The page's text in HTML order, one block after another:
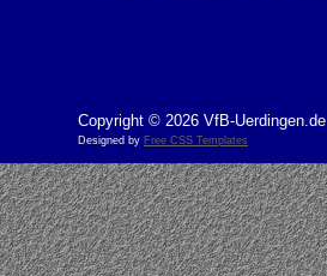
Copyright © 2026 VfB-Uerdingen.de
Designed by Free CSS Templates